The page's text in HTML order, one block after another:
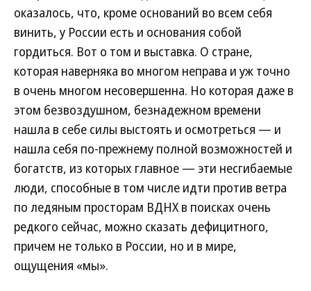
оказалось, что, кроме оснований во всем себя
винить, у России есть и основания собой
гордиться. Вот о том и выставка. О стране,
которая наверняка во многом неправа и уж точно
в очень многом несовершенна. Но которая даже в
этом безвоздушном, безнадежном времени
нашла в себе силы выстоять и осмотреться — и
нашла себя по-прежнему полной возможностей и
богатств, из которых главное — эти несгибаемые
люди, способные в том числе идти против ветра
по ледяным просторам ВДНХ в поисках очень
редкого сейчас, можно сказать дефицитного,
причем не только в России, но и в мире,
ощущения «мы».